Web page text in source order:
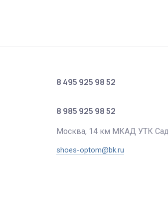
8 495 925 98 52
8 985 925 98 52
Москва, 14 км МКАД УТК
shoes-optom@bk.ru